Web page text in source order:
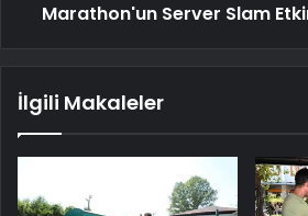
Marathon'un Server Slam
İlgili Makaleler